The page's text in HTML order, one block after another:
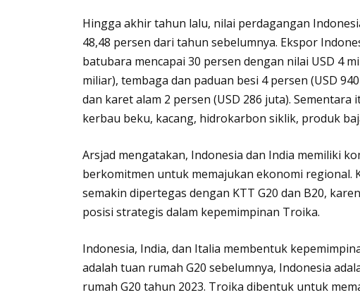
Hingga akhir tahun lalu, nilai perdagangan
48,48 persen dari tahun sebelumnya. Ekspor
batubara mencapai 30 persen dengan nilai USD 4
miliar), tembaga dan paduan besi 4 persen (USD
dan karet alam 2 persen (USD 286 juta).
kerbau beku, kacang, hidrokarbon siklik, produk
Arsjad mengatakan, Indonesia dan India memiliki
berkomitmen untuk memajukan ekonomi regional.
semakin dipertegas dengan KTT G20 dan B20,
posisi strategis dalam kepemimpinan Troika.
Indonesia, India, dan Italia membentuk
adalah tuan rumah G20 sebelumnya, Indonesia
rumah G20 tahun 2023. Troika dibentuk untuk